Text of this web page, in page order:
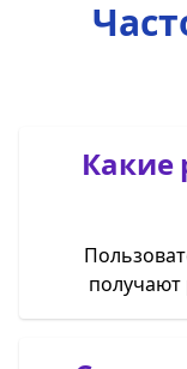
Какие
получают